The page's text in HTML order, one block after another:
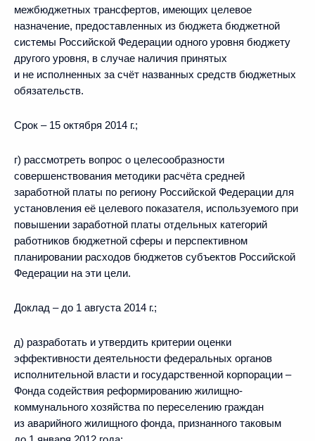
межбюджетных трансфертов, имеющих целевое
назначение, предоставленных из бюджета бюджетной
системы Российской Федерации одного уровня бюджету
другого уровня, в случае наличия принятых
и не исполненных за счёт названных средств бюджетных
обязательств.
Срок – 15 октября 2014 г.;
г) рассмотреть вопрос о целесообразности
совершенствования методики расчёта средней
заработной платы по региону Российской Федерации для
установления её целевого показателя, используемого при
повышении заработной платы отдельных категорий
работников бюджетной сферы и перспективном
планировании расходов бюджетов субъектов Российской
Федерации на эти цели.
Доклад – до 1 августа 2014 г.;
д) разработать и утвердить критерии оценки
эффективности деятельности федеральных органов
исполнительной власти и государственной корпорации –
Фонда содействия реформированию жилищно-
коммунального хозяйства по переселению граждан
из аварийного жилищного фонда, признанного таковым